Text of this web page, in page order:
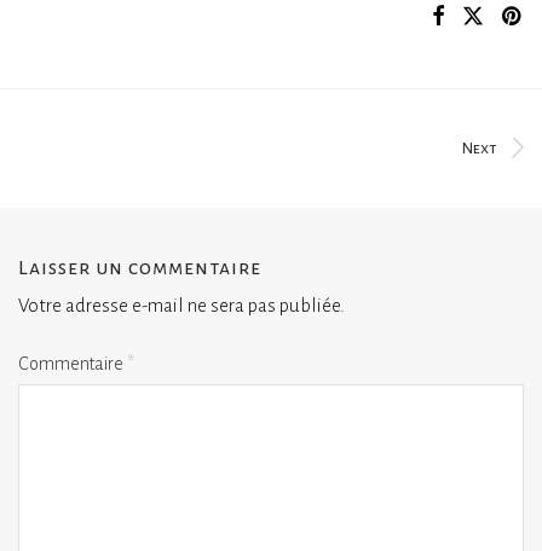
Next
Laisser un commentaire
Votre adresse e-mail ne sera pas publiée.
Commentaire *